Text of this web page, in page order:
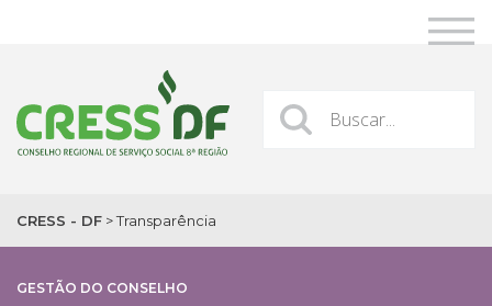
CRESS - DF >Transparência
GESTÃO DO CONSELHO